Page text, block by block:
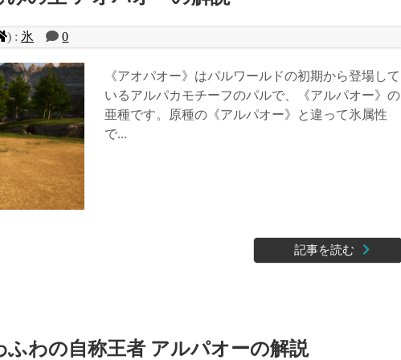
) :氷 0
《アオパオー》はパルワールドの初期から登場して
いるアルパカモチーフのパルで、《アルパオー》の
亜種です。原種の《アルパオー》と違って氷属性
で...
記事を読む
わの自称王者 アルパオーの解説